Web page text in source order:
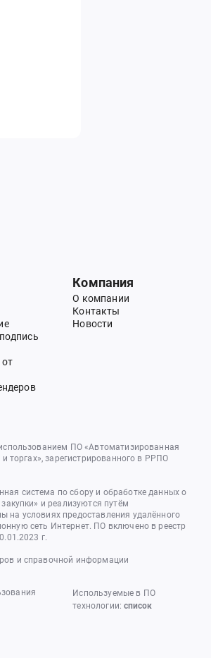
Компания
О компании
Контакты
Новости
ПО «Автоматизированная
торгах», зарегистрированного в РРПО
система по сбору и обработке данных о
и реализуются путём
на условиях предоставления удалённого
сеть Интернет. ПО включено в реестр
г.
и справочной информации
Используемые в ПО
технологии:список